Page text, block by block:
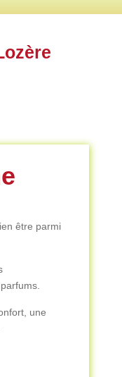
être parmi
une